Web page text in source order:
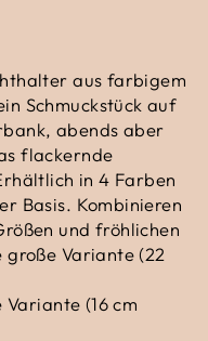
aus farbigem
Schmuckstück auf
abends aber
flackernde
in 4 Farben
Basis. Kombinieren
und fröhlichen
Variante (22
(16 cm